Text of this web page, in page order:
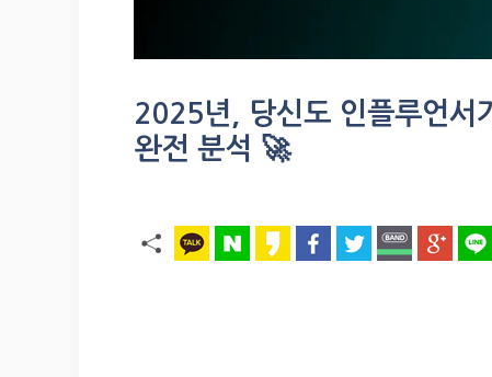
2025년, 당신도 인플루언서
완전 분석 🚀